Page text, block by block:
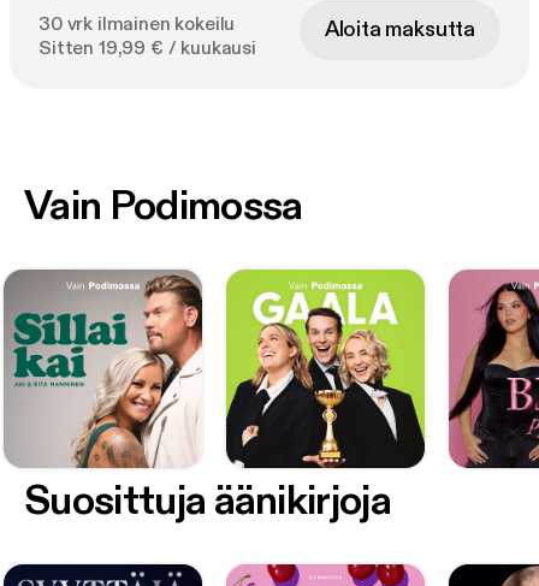
30 vrk ilmainen kokeilu
Sitten 19,99 € / kuukausi
Aloita maksutta
Vain Podimossa
Suosittuja äänikirjoja